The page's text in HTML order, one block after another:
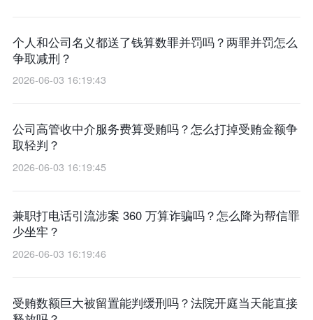
个人和公司名义都送了钱算数罪并罚吗？两罪并罚怎么
争取减刑？
2026-06-03 16:19:43
公司高管收中介服务费算受贿吗？怎么打掉受贿金额争
取轻判？
2026-06-03 16:19:45
兼职打电话引流涉案 360 万算诈骗吗？怎么降为帮信罪
少坐牢？
2026-06-03 16:19:46
受贿数额巨大被留置能判缓刑吗？法院开庭当天能直接